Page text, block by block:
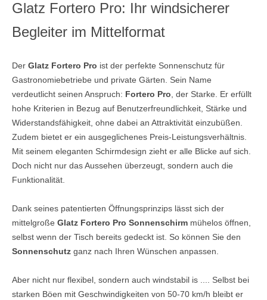
Glatz Fortero Pro: Ihr windsicherer
Begleiter im Mittelformat
Der Glatz Fortero Pro ist der perfekte Sonnenschutz für
Gastronomiebetriebe und private Gärten. Sein Name
verdeutlicht seinen Anspruch: Fortero Pro, der Starke. Er erfüllt
hohe Kriterien in Bezug auf Benutzerfreundlichkeit, Stärke und
Widerstandsfähigkeit, ohne dabei an Attraktivität einzubüßen.
Zudem bietet er ein ausgeglichenes Preis-Leistungsverhältnis.
Mit seinem eleganten Schirmdesign zieht er alle Blicke auf sich.
Doch nicht nur das Aussehen überzeugt, sondern auch die
Funktionalität.
Dank seines patentierten Öffnungsprinzips lässt sich der
mittelgroße Glatz Fortero Pro Sonnenschirm mühelos öffnen,
selbst wenn der Tisch bereits gedeckt ist. So können Sie den
Sonnenschutz ganz nach Ihren Wünschen anpassen.
Aber nicht nur flexibel, sondern auch windstabil is .... Selbst bei
starken Böen mit Geschwindigkeiten von 50-70 km/h bleibt er